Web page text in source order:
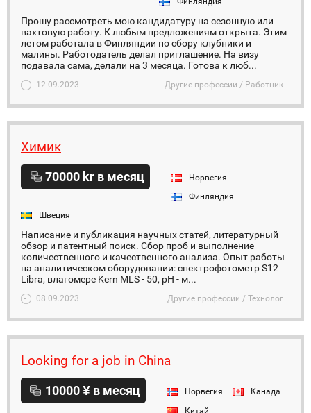
Прошу рассмотреть мою кандидатуру на сезонную или
вахтовую работу. К любым предложениям открыта. Этим
летом работала в Финляндии по сбору клубники и
малины. Работодатель делал приглашение. На визу
подавала сама, делали на 3 месяца. Готова к люб...
12.09.2023 Другие профессии / Работник
Химик
70000 kr в месяц
Норвегия
Финляндия
Швеция
Написание и публикация научных статей, литературный
обзор и патентный поиск. Сбор проб и выполнение
количественного и качественного анализа. Опыт работы
на аналитическом оборудовании: спектрофотометр S12
Libra, влагомере Kern MLS - 50, pH - м...
08.09.2023 Другие профессии / Технолог
Looking for a job in China
10000 ¥ в месяц Норвегия
Канада
Китай